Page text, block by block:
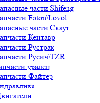
части Shifeng
Foton\Lovol
части Скаут
Кентавр
Рустрак
Русич\TZR
уралец
Файтер